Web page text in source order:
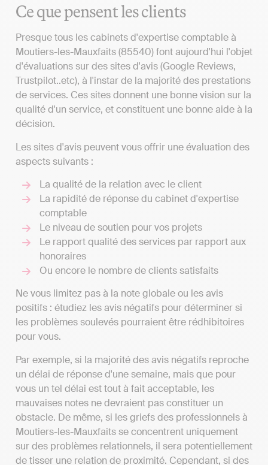
Ce que pensent les clients
Presque tous les cabinets d'expertise comptable à
Moutiers-les-Mauxfaits (85540) font aujourd'hui l'objet
d'évaluations sur des sites d'avis (Google Reviews,
Trustpilot..etc), à l'instar de la majorité des prestations
de services. Ces sites donnent une bonne vision sur la
qualité d'un service, et constituent une bonne aide à la
décision.
Les sites d'avis peuvent vous offrir une évaluation des
aspects suivants :
La qualité de la relation avec le client
La rapidité de réponse du cabinet d'expertise
comptable
Le niveau de soutien pour vos projets
Le rapport qualité des services par rapport aux
honoraires
Ou encore le nombre de clients satisfaits
Ne vous limitez pas à la note globale ou les avis
positifs : étudiez les avis négatifs pour déterminer si
les problèmes soulevés pourraient être rédhibitoires
pour vous.
Par exemple, si la majorité des avis négatifs reproche
un délai de réponse d'une semaine, mais que pour
vous un tel délai est tout à fait acceptable, les
mauvaises notes ne devraient pas constituer un
obstacle. De même, si les griefs des professionnels à
Moutiers-les-Mauxfaits se concentrent uniquement
sur des problèmes relationnels, il sera potentiellement
de tisser une relation de proximité. Cependant, si des